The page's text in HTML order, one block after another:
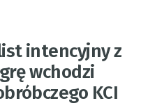
intencyjny z
wchodzi
KCI